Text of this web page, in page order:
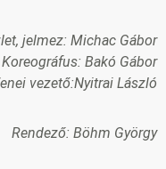
jelmez: Michac Gábor
Koreográfus: Bakó Gábor
vezető:Nyitrai László
Rendező: Böhm György